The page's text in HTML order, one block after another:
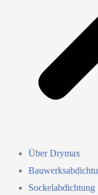
Über Drymax
Sockelabdichtung